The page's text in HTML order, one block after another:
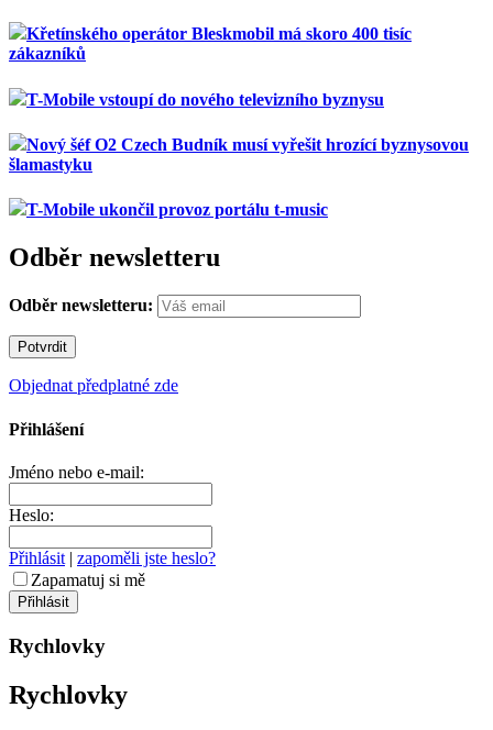
Křetínského operátor Bleskmobil má skoro 400 tisíc
zákazníků
T-Mobile vstoupí do nového televizního byznysu
Nový šéf O2 Czech Budník musí vyřešit hrozící byznysovou
šlamastyku
T-Mobile ukončil provoz portálu t-music
Odběr newsletteru
Odběr newsletteru:
Objednat předplatné zde
Přihlášení
Jméno nebo e-mail:
Heslo:
Přihlásit | zapoměli jste heslo?
Zapamatuj si mě
Rychlovky
Rychlovky